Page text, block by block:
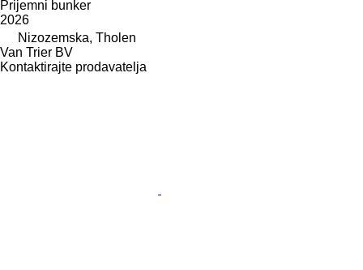
Prijemni bunker
2026
Nizozemska, Tholen
Van Trier BV
Kontaktirajte prodavatelja